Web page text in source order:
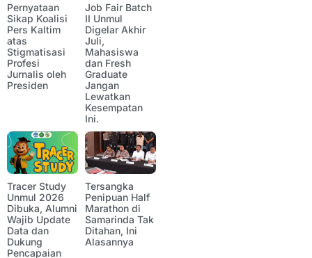
Pernyataan
Sikap Koalisi
Pers Kaltim
atas
Stigmatisasi
Profesi
Jurnalis oleh
Presiden
Job Fair Batch
II Unmul
Digelar Akhir
Juli,
Mahasiswa
dan Fresh
Graduate
Jangan
Lewatkan
Kesempatan
Ini.
Tracer Study
Unmul 2026
Dibuka, Alumni
Wajib Update
Data dan
Dukung
Pencapaian
Tersangka
Penipuan Half
Marathon di
Samarinda Tak
Ditahan, Ini
Alasannya